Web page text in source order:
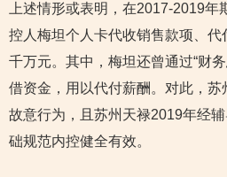
上述情形或表明，在2017-2019
控人梅坦个人卡代收销售款项、
千万元。其中，梅坦还曾通过“财
借资金，用以代付薪酬。对此，
故意行为，且苏州天禄2019年经
础规范内控健全有效。